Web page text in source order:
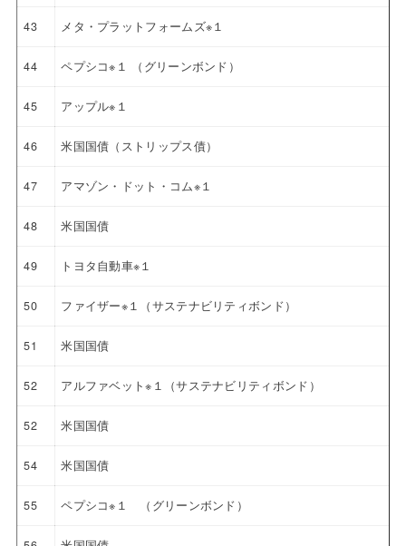
43 メタ・プラットフォームズ※１
44 ペプシコ※１ （グリーンボンド）
45 アップル※１
46 米国国債（ストリップス債）
47 アマゾン・ドット・コム※１
48 米国国債
49 トヨタ自動車※１
50 ファイザー※１（サステナビリティボンド）
51 米国国債
52 アルファベット※１（サステナビリティボンド）
52 米国国債
54 米国国債
55 ペプシコ※１ （グリーンボンド）